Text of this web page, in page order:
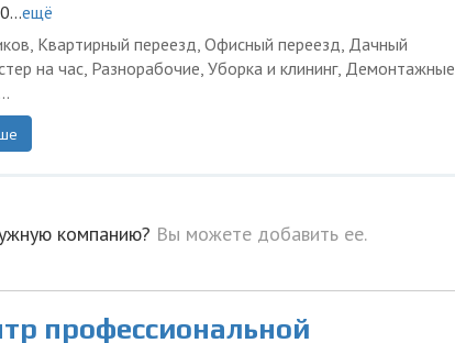
ещё
Квартирный переезд, Офисный переезд, Дачный
на час, Разнорабочие, Уборка и клининг, Демонтажные
компанию? Вы можете добавить ее.
профессиональной